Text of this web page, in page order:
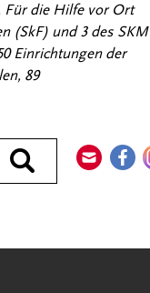
Durchsuchen
Für die Hilfe vor Ort
(SkF) und 3 des SKM
Einrichtungen der
89